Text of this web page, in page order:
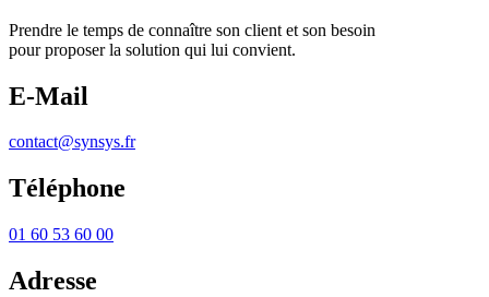
Prendre le temps de connaître son client et son besoin
pour proposer la solution qui lui convient.
E-Mail
contact@synsys.fr
Téléphone
01 60 53 60 00
Adresse